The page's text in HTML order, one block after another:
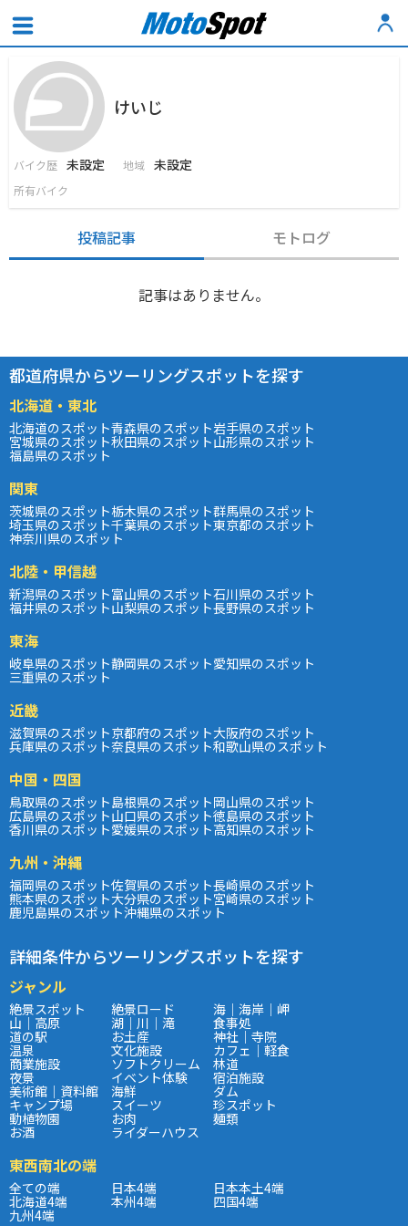
けいじ
バイク歴 未設定 地域 未設定
所有バイク
投稿記事 モトログ
記事はありません。
都道府県からツーリングスポットを探す
北海道・東北
北海道のスポット青森県のスポット岩手県のスポット
宮城県のスポット秋田県のスポット山形県のスポット
福島県のスポット
関東
茨城県のスポット栃木県のスポット群馬県のスポット
埼玉県のスポット千葉県のスポット東京都のスポット
神奈川県のスポット
北陸・甲信越
新潟県のスポット富山県のスポット石川県のスポット
福井県のスポット山梨県のスポット長野県のスポット
東海
岐阜県のスポット静岡県のスポット愛知県のスポット
三重県のスポット
近畿
滋賀県のスポット京都府のスポット大阪府のスポット
兵庫県のスポット奈良県のスポット和歌山県のスポット
中国・四国
鳥取県のスポット島根県のスポット岡山県のスポット
広島県のスポット山口県のスポット徳島県のスポット
香川県のスポット愛媛県のスポット高知県のスポット
九州・沖縄
福岡県のスポット佐賀県のスポット長崎県のスポット
熊本県のスポット大分県のスポット宮崎県のスポット
鹿児島県のスポット沖縄県のスポット
詳細条件からツーリングスポットを探す
ジャンル
絶景スポット 絶景ロード 海｜海岸｜岬
山｜高原 湖｜川｜滝 食事処
道の駅 お土産 神社｜寺院
温泉 文化施設 カフェ｜軽食
商業施設 ソフトクリーム 林道
夜景 イベント体験 宿泊施設
美術館｜資料館 海鮮 ダム
キャンプ場 スイーツ 珍スポット
動植物園 お肉 麺類
お酒 ライダーハウス
東西南北の端
全ての端 日本4端 日本本土4端
北海道4端 本州4端 四国4端
九州4端